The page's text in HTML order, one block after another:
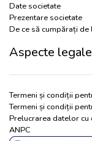
Date societate
Prezentare societate
De ce să cumpărați de
Aspecte legale
Termeni și condiții
Termeni și condiții
Prelucrarea datelor
ANPC